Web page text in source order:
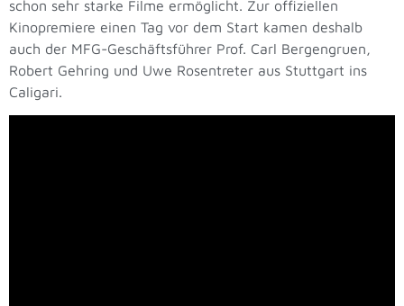
schon sehr starke Filme ermöglicht. Zur offiziellen
Kinopremiere einen Tag vor dem Start kamen deshalb
auch der MFG-Geschäftsführer Prof. Carl Bergengruen,
Robert Gehring und Uwe Rosentreter aus Stuttgart ins
Caligari.